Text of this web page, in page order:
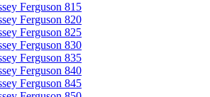
Ferguson 815
Ferguson 820
Ferguson 825
Ferguson 830
Ferguson 835
Ferguson 840
Ferguson 845